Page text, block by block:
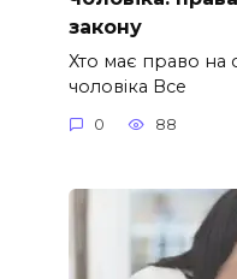
закону
Хто має право на
чоловіка Все
0 88